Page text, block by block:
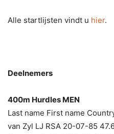
Alle startlijsten vindt u hier.
Deelnemers
400m Hurdles MEN
Last name First name
van Zyl LJ RSA 20-07-85